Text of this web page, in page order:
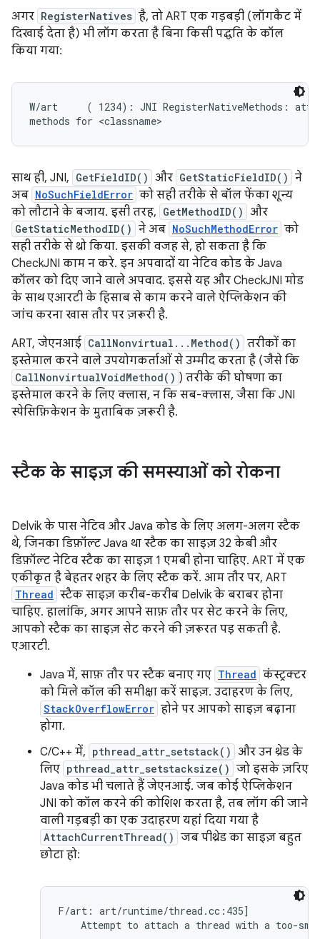
अगर RegisterNatives है, तो ART एक गड़बड़ी (लॉगकैट में
दिखाई देता है) भी लॉग करता है बिना किसी पद्धति के कॉल
किया गया:
W/art     ( 1234): JNI RegisterNativeMethods:
साथ ही, JNI, GetFieldID() और GetStaticFieldID() ने
अब NoSuchFieldError को सही तरीके से बॉल फेंका शून्य
को लौटाने के बजाय. इसी तरह, GetMethodID() और
GetStaticMethodID() ने अब NoSuchMethodError को
सही तरीके से थ्रो किया. इसकी वजह से, हो सकता है कि
CheckJNI काम न करे. इन अपवादों या नेटिव कोड के Java
कॉलर को दिए जाने वाले अपवाद. इससे यह और CheckJNI मोड
के साथ एआरटी के हिसाब से काम करने वाले ऐप्लिकेशन की
जांच करना खास तौर पर ज़रूरी है.
ART, जेएनआई CallNonvirtual...Method() तरीकों का
इस्तेमाल करने वाले उपयोगकर्ताओं से उम्मीद करता है (जैसे कि
CallNonvirtualVoidMethod() ) तरीके की घोषणा का
इस्तेमाल करने के लिए क्लास, न कि सब-क्लास, जैसा कि JNI
स्पेसिफ़िकेशन के मुताबिक ज़रूरी है.
स्टैक के साइज़ की समस्याओं को रोकना
Delvik के पास नेटिव और Java कोड के लिए अलग-अलग स्टैक
थे, जिनका डिफ़ॉल्ट Java था स्टैक का साइज़ 32 केबी और
डिफ़ॉल्ट नेटिव स्टैक का साइज़ 1 एमबी होना चाहिए. ART में एक
एकीकृत है बेहतर शहर के लिए स्टैक करें. आम तौर पर, ART
Thread स्टैक साइज़ करीब-करीब Delvik के बराबर होना
चाहिए. हालांकि, अगर आपने साफ़ तौर पर सेट करने के लिए,
आपको स्टैक का साइज़ सेट करने की ज़रूरत पड़ सकती है.
एआरटी.
Java में, साफ़ तौर पर स्टैक बनाए गए Thread कंस्ट्रक्टर
को मिले कॉल की समीक्षा करें साइज़. उदाहरण के लिए,
StackOverflowError होने पर आपको साइज़ बढ़ाना
होगा.
C/C++ में, pthread_attr_setstack() और उन थ्रेड के
लिए pthread_attr_setstacksize() जो इसके ज़रिए
Java कोड भी चलाते हैं जेएनआई. जब कोई ऐप्लिकेशन
JNI को कॉल करने की कोशिश करता है, तब लॉग की जाने
वाली गड़बड़ी का एक उदाहरण यहां दिया गया है
AttachCurrentThread() जब पीथ्रेड का साइज़ बहुत
छोटा हो:
F/art: art/runtime/thread.cc:435]
Attempt to attach a thread with a too-